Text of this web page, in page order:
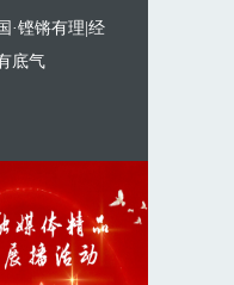
·铿锵有理|经
底气